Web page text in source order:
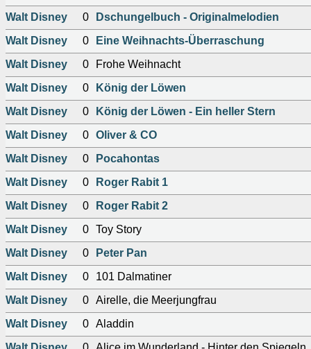
Walt Disney 0
Dschungelbuch - Originalmelodien
Walt Disney
0
Eine Weihnachts-Überraschung
Walt Disney
0
Frohe Weihnacht
Walt Disney
0
König der Löwen
Walt Disney
0
König der Löwen - Ein heller Stern
Walt Disney
0 Oliver & CO
Walt Disney
0
Pocahontas
Walt Disney
0
Roger Rabit 1
Walt Disney
0
Roger Rabit 2
Walt Disney
0 Toy Story
Walt Disney
0
Peter Pan
Walt Disney
0
101 Dalmatiner
Walt Disney
0 Airelle, die Meerjungfrau
Walt Disney
0 Aladdin